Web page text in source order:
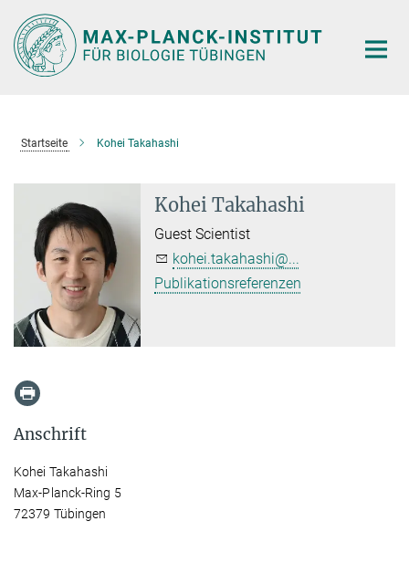
Hauptinhalt
Startseite Kohei Takahashi
Kohei Takahashi
Guest Scientist
kohei.takahashi@...
Publikationsreferenzen
Anschrift
Kohei Takahashi
Max-Planck-Ring 5
72379 Tübingen